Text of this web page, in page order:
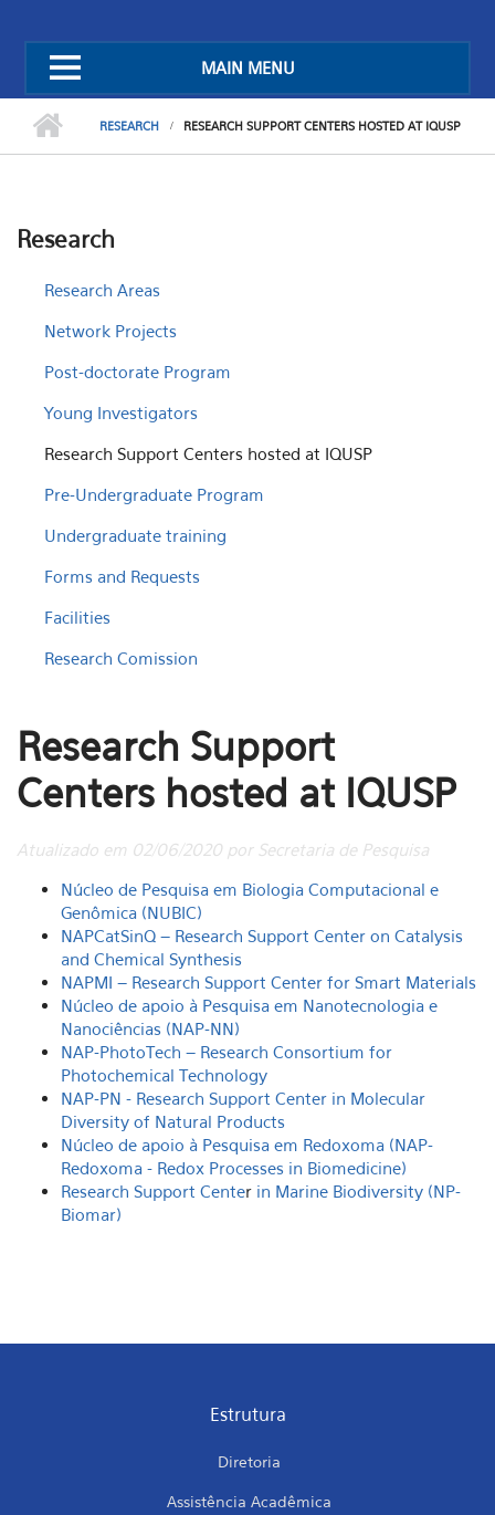
MAIN MENU
RESEARCH RESEARCH SUPPORT CENTERS HOSTED AT IQUSP
Research
Research Areas
Network Projects
Post-doctorate Program
Young Investigators
Research Support Centers hosted at IQUSP
Pre-Undergraduate Program
Undergraduate training
Forms and Requests
Facilities
Research Comission
Research Support
Centers hosted at IQUSP
Atualizado em 02/06/2020 por Secretaria de Pesquisa
Núcleo de Pesquisa em Biologia Computacional e
Genômica (NUBIC)
NAPCatSinQ – Research Support Center on Catalysis
and Chemical Synthesis
NAPMI – Research Support Center for Smart Materials
Núcleo de apoio à Pesquisa em Nanotecnologia e
Nanociências (NAP-NN)
NAP-PhotoTech – Research Consortium for
Photochemical Technology
NAP-PN - Research Support Center in Molecular
Diversity of Natural Products
Núcleo de apoio à Pesquisa em Redoxoma (NAP-
Redoxoma - Redox Processes in Biomedicine)
Research Support Center in Marine Biodiversity (NP-
Biomar)
Estrutura
Diretoria
Assistência Acadêmica